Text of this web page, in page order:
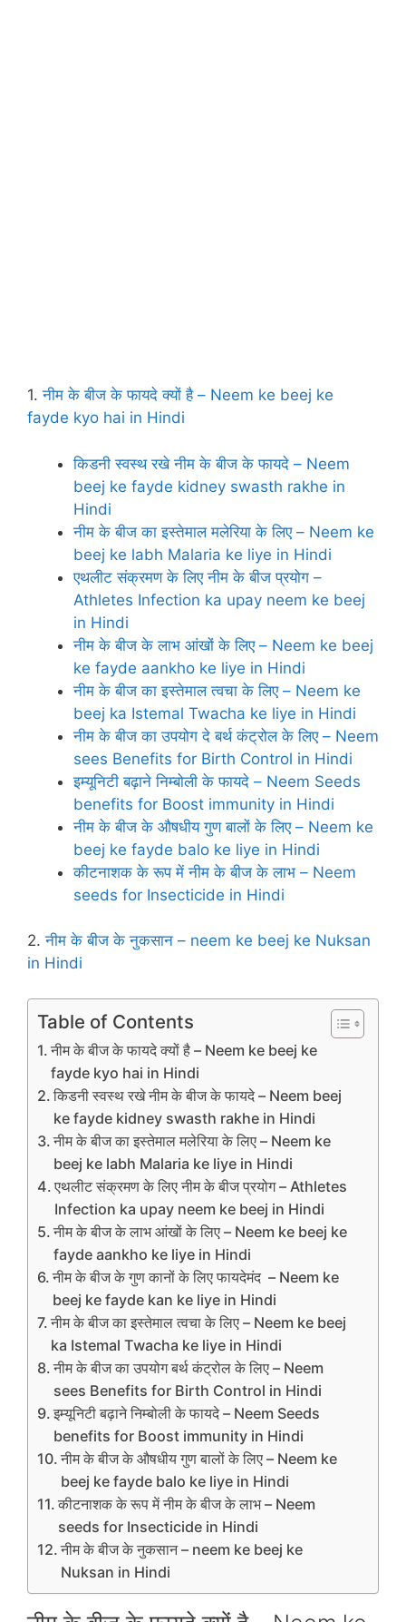
1.नीम के बीज के फायदे क्‍यों है – Neem ke beej ke
fayde kyo hai in Hindi
किडनी स्‍वस्‍थ रखे नीम के बीज के फायदे – Neem
beej ke fayde kidney swasth rakhe in
Hindi
नीम के बीज का इस्‍तेमाल मलेरिया के लिए – Neem ke
beej ke labh Malaria ke liye in Hindi
एथलीट संक्रमण के लिए नीम के बीज प्रयोग –
Athletes Infection ka upay neem ke beej
in Hindi
नीम के बीज के लाभ आंखों के लिए – Neem ke beej
ke fayde aankho ke liye in Hindi
नीम के बीज का इस्‍तेमाल त्‍वचा के लिए – Neem ke
beej ka Istemal Twacha ke liye in Hindi
नीम के बीज का उपयोग दे बर्थ कंट्रोल के लिए – Neem
sees Benefits for Birth Control in Hindi
इम्यूनिटी बढ़ाने निम्‍बोली के फायदे – Neem Seeds
benefits for Boost immunity in Hindi
नीम के बीज के औषधीय गुण बालों के लिए – Neem ke
beej ke fayde balo ke liye in Hindi
कीटनाशक के रूप में नीम के बीज के लाभ – Neem
seeds for Insecticide in Hindi
2.नीम के बीज के नुकसान – neem ke beej ke Nuksan
in Hindi
Table of Contents
नीम के बीज के फायदे क्‍यों है – Neem ke beej ke
fayde kyo hai in Hindi
किडनी स्‍वस्‍थ रखे नीम के बीज के फायदे – Neem beej
ke fayde kidney swasth rakhe in Hindi
नीम के बीज का इस्‍तेमाल मलेरिया के लिए – Neem ke
beej ke labh Malaria ke liye in Hindi
एथलीट संक्रमण के लिए नीम के बीज प्रयोग – Athletes
Infection ka upay neem ke beej in Hindi
नीम के बीज के लाभ आंखों के लिए – Neem ke beej ke
fayde aankho ke liye in Hindi
नीम के बीज के गुण कानों के लिए फायदेमंद – Neem ke
beej ke fayde kan ke liye in Hindi
नीम के बीज का इस्‍तेमाल त्‍वचा के लिए – Neem ke beej
ka Istemal Twacha ke liye in Hindi
नीम के बीज का उपयोग बर्थ कंट्रोल के लिए – Neem
sees Benefits for Birth Control in Hindi
इम्यूनिटी बढ़ाने निम्‍बोली के फायदे – Neem Seeds
benefits for Boost immunity in Hindi
नीम के बीज के औषधीय गुण बालों के लिए – Neem ke
beej ke fayde balo ke liye in Hindi
कीटनाशक के रूप में नीम के बीज के लाभ – Neem
seeds for Insecticide in Hindi
नीम के बीज के नुकसान – neem ke beej ke
Nuksan in Hindi